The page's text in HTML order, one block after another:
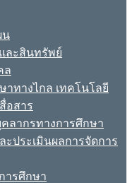
น
ละสินทรัพย์
ล
าทางไกล เทคโนโลยี
อสาร
ลากรทางการศึกษา
ประเมินผลการจัดการ
ารศึกษา